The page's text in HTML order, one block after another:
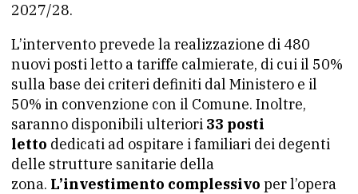
2027/28.
L’intervento prevede la realizzazione di 480
nuovi posti letto a tariffe calmierate, di cui il 50%
sulla base dei criteri definiti dal Ministero e il
50% in convenzione con il Comune. Inoltre,
saranno disponibili ulteriori 33 posti
letto dedicati ad ospitare i familiari dei degenti
delle strutture sanitarie della
zona. L’investimento complessivo per l’opera